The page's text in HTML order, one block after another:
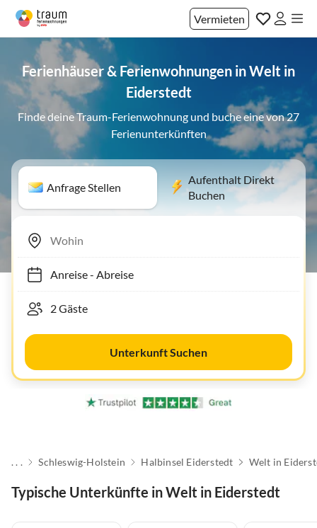
Vermieten
Ferienhäuser & Ferienwohnungen in Welt in
Eiderstedt
Finde deine Traum-Ferienwohnung und buche eine von 27
Ferienunterkünften
Anfrage Stellen
Aufenthalt Direkt
Buchen
Anreise- Abreise
Unterkunft Suchen
. . . Schleswig-Holstein Halbinsel Eiderstedt Welt in
Typische Unterkünfte in Welt in Eiderstedt